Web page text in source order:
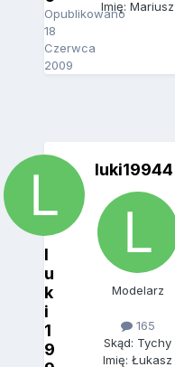
Opublikowano
18
Czerwca
2009
Imię: Mariusz
l
u
k
i
1
9
luki19944
Modelarz
165
Skąd: Tychy
Imię: Łukasz